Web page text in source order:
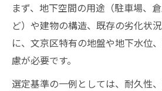
まず、地下空間の用途（駐車場、
ど）や建物の構造、既存の劣化状
に、文京区特有の地盤や地下水位
慮が必要です。
選定基準の一例としては、耐久性